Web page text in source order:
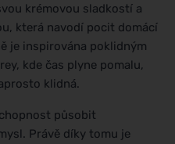
krémovou sladkostí a
která navodí pocit domácí
je inspirována poklidným
kde čas plyne pomalu,
klidná.
působit
Právě díky tomu je